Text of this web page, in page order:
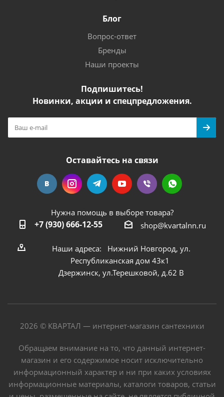
Блог
Вопрос-ответ
Бренды
Наши проекты
Подпишитесь!
Новинки, акции и спецпредложения.
Оставайтесь на связи
Нужна помощь в выборе товара?
+7 (930) 666-12-55 shop@kvartalnn.ru
Наши адреса: Нижний Новгород, ул.
Республиканская дом 43к1
Дзержинск, ул.Терешковой, д.62 В
2026 © КВАРТАЛ — интернет-магазин сантехники
Обращаем внимание на то, что данный интернет-
магазин и его содержимое носит исключительно
информационный характер и ни при каких условиях
информационные материалы, каталоги товаров, статьи